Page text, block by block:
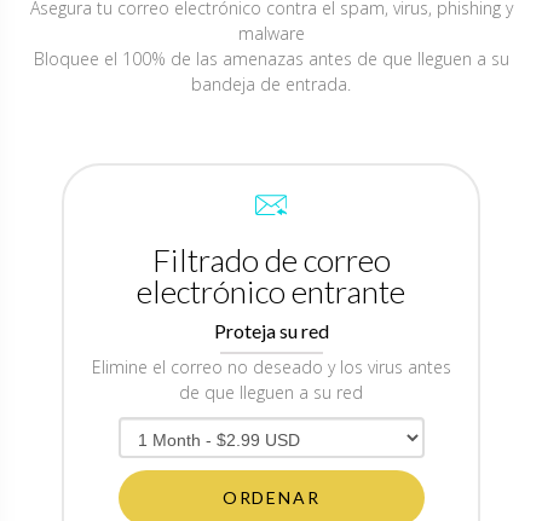
Asegura tu correo electrónico contra el spam, virus, phishing y
malware
Bloquee el 100% de las amenazas antes de que lleguen a su
bandeja de entrada.
Filtrado de correo
electrónico entrante
Proteja su red
Elimine el correo no deseado y los virus antes
de que lleguen a su red
ORDENAR